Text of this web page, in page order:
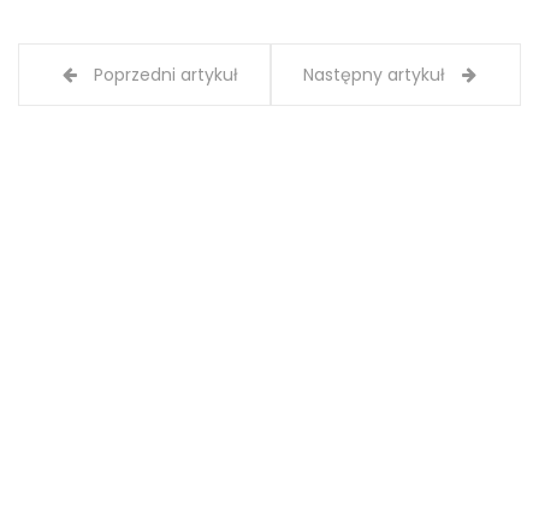
Poprzedni artykuł Następny artykuł